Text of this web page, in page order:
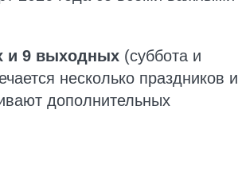
и 9 выходных (суббота и
несколько праздников и
дополнительных